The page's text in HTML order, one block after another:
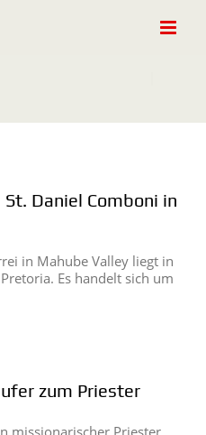
Daniel Comboni in
in Mahube Valley liegt in
Es handelt sich um
zum Priester
missionarischer Priester